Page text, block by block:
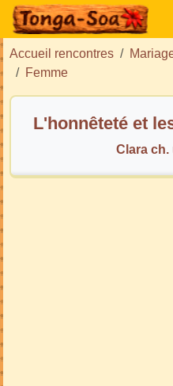
Accueil rencontres
Femme
L'honnêteté et
Clara ch.